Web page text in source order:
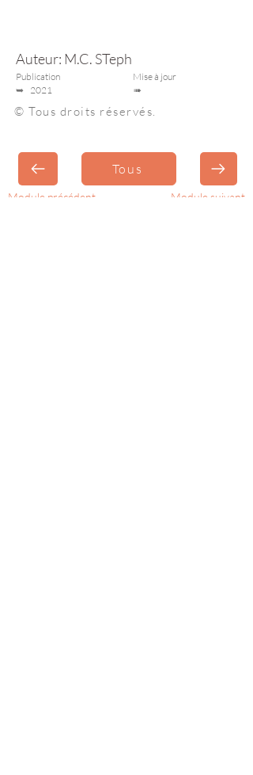
Auteur: M.C. STeph
Publication
➥ 2021
Mise à jour
➠
© Tous droits réservés.
Tous
Module précédent Module suivant